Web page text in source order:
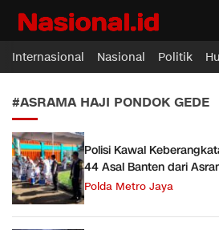
Nasional.id
Membawa Inspirasi Untuk Indonesia
Internasional Nasional Politik
#ASRAMA HAJI PONDOK GEDE
Polisi Kawal
44 Asal Banten dari
Polda Metro Jaya